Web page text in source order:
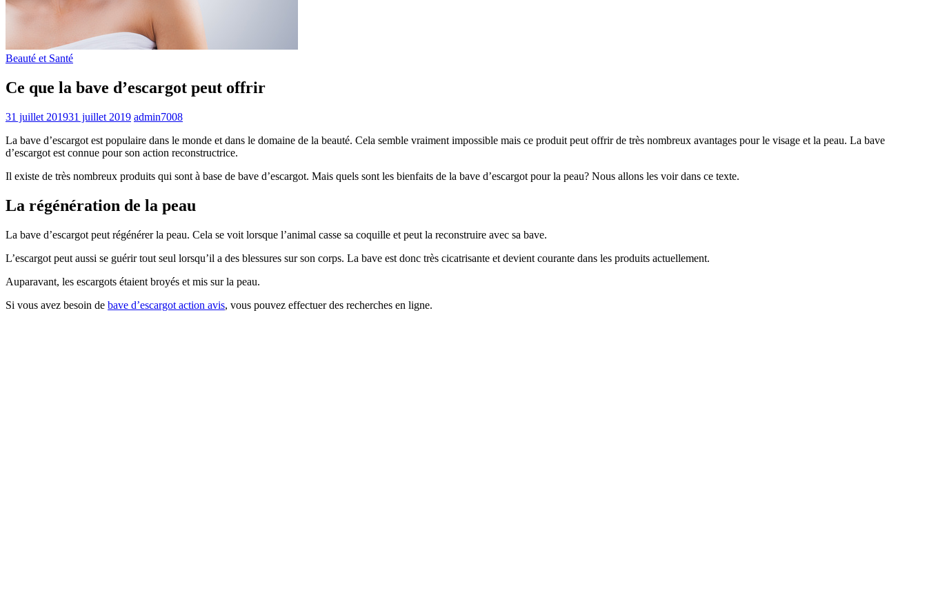
Beauté et Santé
Ce que la bave d’escargot peut offrir
31 juillet 201931 juillet 2019 admin7008
La bave d’escargot est populaire dans le monde et dans le domaine de la beauté. Cela semble vraiment impossible mais ce produit peut offrir de très nombreux avantages pour le visage et la peau. La bave
d’escargot est connue pour son action reconstructrice.
Il existe de très nombreux produits qui sont à base de bave d’escargot. Mais quels sont les bienfaits de la bave d’escargot pour la peau? Nous allons les voir dans ce texte.
La régénération de la peau
La bave d’escargot peut régénérer la peau. Cela se voit lorsque l’animal casse sa coquille et peut la reconstruire avec sa bave.
L’escargot peut aussi se guérir tout seul lorsqu’il a des blessures sur son corps. La bave est donc très cicatrisante et devient courante dans les produits actuellement.
Auparavant, les escargots étaient broyés et mis sur la peau.
Si vous avez besoin de bave d’escargot action avis, vous pouvez effectuer des recherches en ligne.